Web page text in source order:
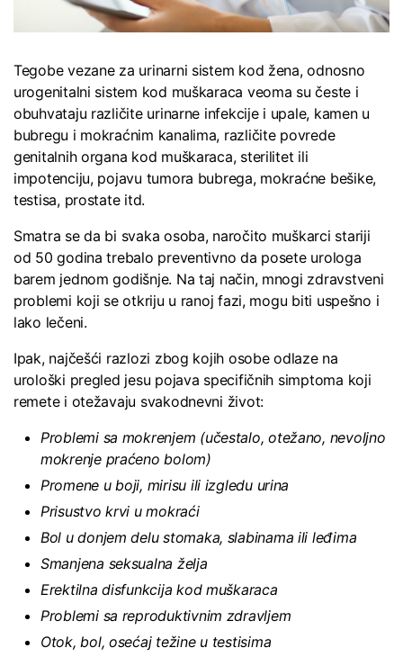
Tegobe vezane za urinarni sistem kod žena, odnosno
urogenitalni sistem kod muškaraca veoma su česte i
obuhvataju različite urinarne infekcije i upale, kamen u
bubregu i mokraćnim kanalima, različite povrede
genitalnih organa kod muškaraca, sterilitet ili
impotenciju, pojavu tumora bubrega, mokraćne bešike,
testisa, prostate itd.
Smatra se da bi svaka osoba, naročito muškarci stariji
od 50 godina trebalo preventivno da posete urologa
barem jednom godišnje. Na taj način, mnogi zdravstveni
problemi koji se otkriju u ranoj fazi, mogu biti uspešno i
lako lečeni.
Ipak, najčešći razlozi zbog kojih osobe odlaze na
urološki pregled jesu pojava specifičnih simptoma koji
remete i otežavaju svakodnevni život:
Problemi sa mokrenjem (učestalo, otežano, nevoljno
mokrenje praćeno bolom)
Promene u boji, mirisu ili izgledu urina
Prisustvo krvi u mokraći
Bol u donjem delu stomaka, slabinama ili leđima
Smanjena seksualna želja
Erektilna disfunkcija kod muškaraca
Problemi sa reproduktivnim zdravljem
Otok, bol, osećaj težine u testisima